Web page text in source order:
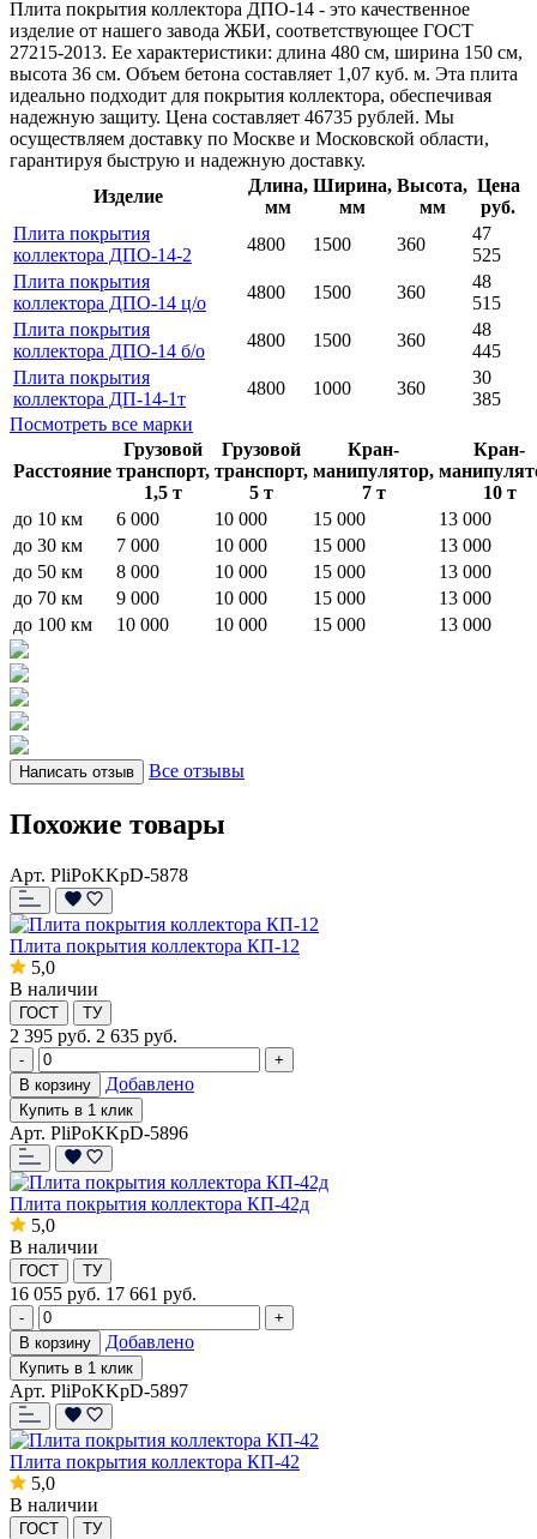
Плита покрытия коллектора ДПО-14 - это качественное
изделие от нашего завода ЖБИ, соответствующее ГОСТ
27215-2013. Ее характеристики: длина 480 см, ширина 150 см,
высота 36 см. Объем бетона составляет 1,07 куб. м. Эта плита
идеально подходит для покрытия коллектора, обеспечивая
надежную защиту. Цена составляет 46735 рублей. Мы
осуществляем доставку по Москве и Московской области,
гарантируя быструю и надежную доставку.
Изделие
Длина,
мм
Ширина,
мм
Высота,
мм
Цена
руб.
Плита покрытия
коллектора ДПО-14-2
4800 1500 360
47
525
Плита покрытия
коллектора ДПО-14 ц/о
4800 1500 360
48
515
Плита покрытия
коллектора ДПО-14 б/о
4800 1500 360
48
445
Плита покрытия
коллектора ДП-14-1т
4800 1000 360
30
385
Посмотреть все марки
Расстояние
Грузовой
транспорт,
1,5 т
Грузовой
транспорт,
5 т
Кран-
манипулятор,
7 т
Кран-
10 т
до 10 км
6 000 10 000 15 000
13 000
до 30 км
7 000 10 000 15 000
13 000
до 50 км
8 000 10 000 15 000
13 000
до 70 км
9 000 10 000 15 000
13 000
до 100 км
10 000 10 000 15 000 13 000
Написать отзыв Все отзывы
Похожие товары
Арт. PliPoKKpD-5878
Плита покрытия коллектора КП-12
5,0
В наличии
ГОСТ ТУ
2 395 руб. 2 635 руб.
-
+
В корзину
Добавлено
Купить в 1 клик
Арт. PliPoKKpD-5896
Плита покрытия коллектора КП-42д
5,0
В наличии
ГОСТ ТУ
16 055 руб. 17 661 руб.
-
+
В корзину
Добавлено
Купить в 1 клик
Арт. PliPoKKpD-5897
Плита покрытия коллектора КП-42
5,0
В наличии
ГОСТ ТУ